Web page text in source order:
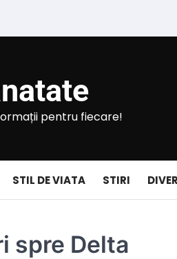
pentru fiecare!
STIL DE VIATA STIRI
spre Delta